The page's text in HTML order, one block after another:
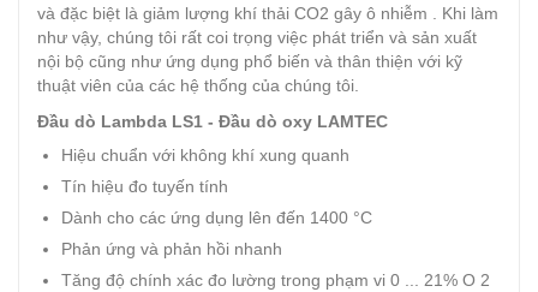
và đặc biệt là giảm lượng khí thải CO2 gây ô nhiễm . Khi làm
như vậy, chúng tôi rất coi trọng việc phát triển và sản xuất
nội bộ cũng như ứng dụng phổ biến và thân thiện với kỹ
thuật viên của các hệ thống của chúng tôi.
Đầu dò Lambda LS1 - Đầu dò oxy LAMTEC
Hiệu chuẩn với không khí xung quanh
Tín hiệu đo tuyến tính
Dành cho các ứng dụng lên đến 1400 °C
Phản ứng và phản hồi nhanh
Tăng độ chính xác đo lường trong phạm vi 0 ... 21% O 2